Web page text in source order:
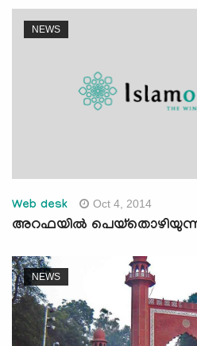
NEWS
Web desk Oct 4, 2014
അറഫയില്‍
NEWS